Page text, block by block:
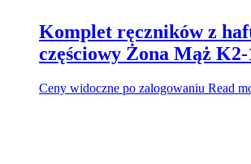
Komplet ręczników z
częściowy Żona Mąż K2-
Ceny widoczne po zalogowaniu Read